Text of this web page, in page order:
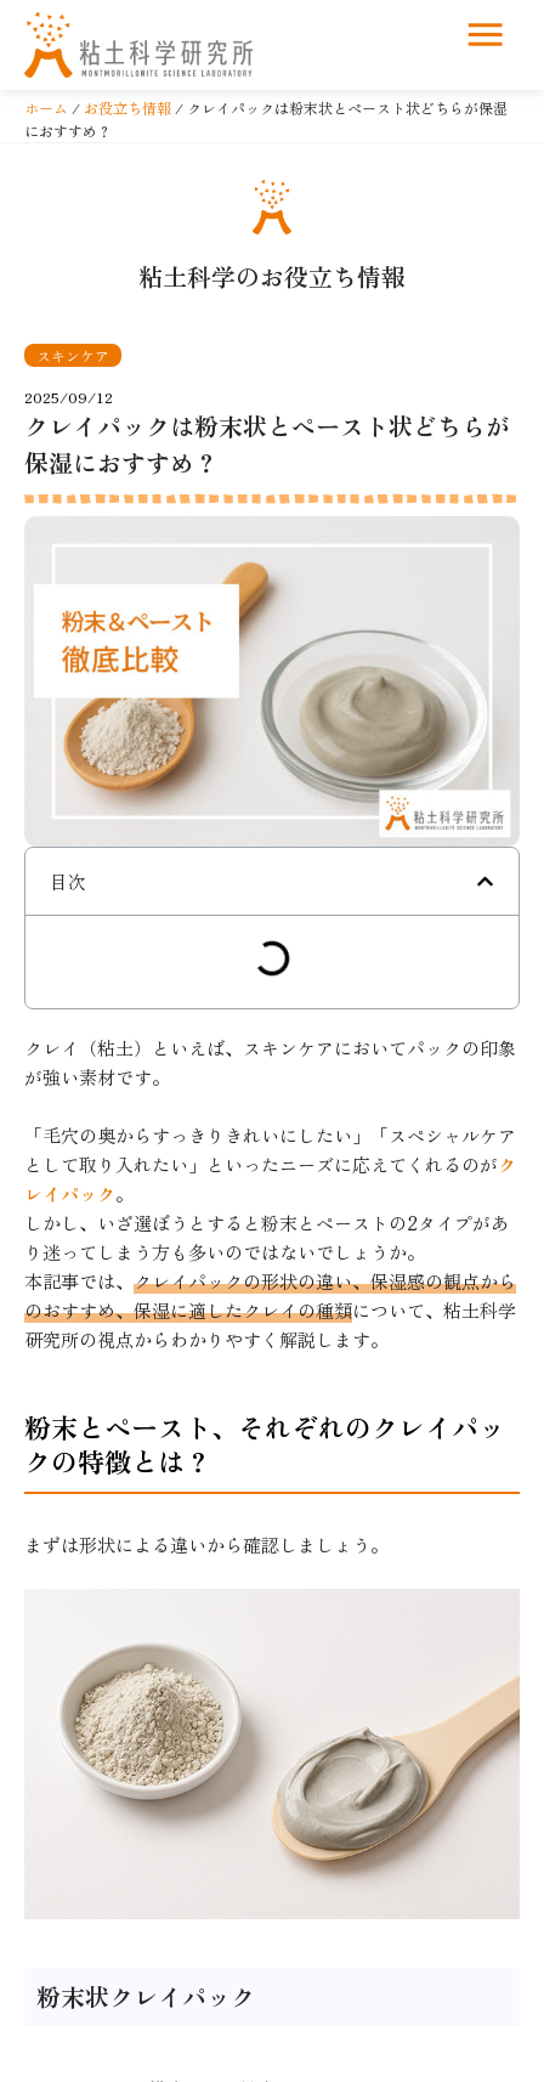
コ
テ
ホーム / お役立ち情報 / クレイパックは粉末状とペースト状どちらが保湿
におすすめ？
粘土科学のお役立ち情報
スキンケア
2025/09/12
クレイパックは粉末状とペースト状どちらが
保湿におすすめ？
目次
クレイ（粘土）といえば、スキンケアにおいてパックの印象
が強い素材です。
「毛穴の奥からすっきりきれいにしたい」「スペシャルケア
として取り入れたい」といったニーズに応えてくれるのがク
レイパック。
しかし、いざ選ぼうとすると粉末とペーストの2タイプがあ
り迷ってしまう方も多いのではないでしょうか。
本記事では、 クレイパックの形状の違い、保湿感の観点から
のおすすめ、保湿に適したクレイの種類について、粘土科学
研究所の視点からわかりやすく解説します。
粉末とペースト、それぞれのクレイパッ
クの特徴とは？
まずは形状による違いから確認しましょう。
粉末状クレイパック